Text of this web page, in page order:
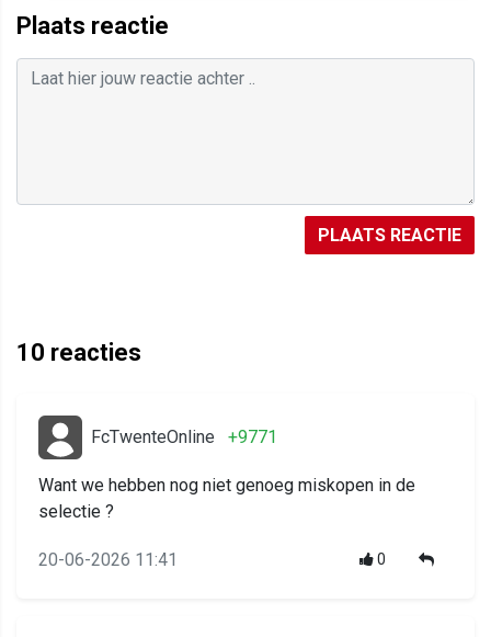
Plaats reactie
PLAATS REACTIE
10 reacties
FcTwenteOnline +9771
Want we hebben nog niet genoeg miskopen in de
selectie ?
20-06-2026 11:41 0